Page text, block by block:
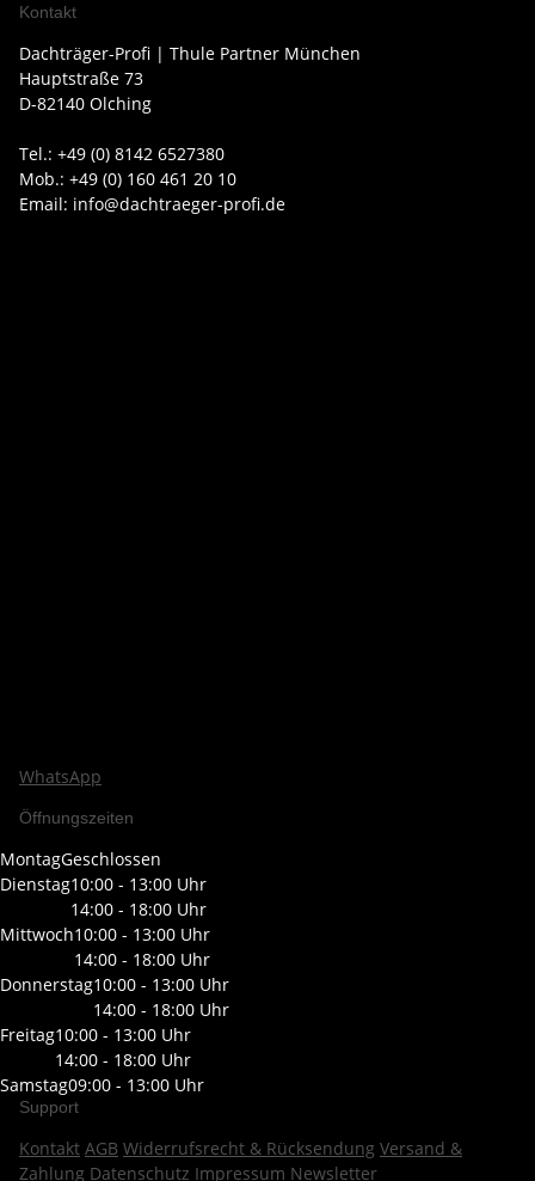
Kontakt
Dachträger-Profi | Thule Partner München
Hauptstraße 73
D-82140 Olching
Tel.: +49 (0) 8142 6527380
Mob.: +49 (0) 160 461 20 10
Email: info@dachtraeger-profi.de
WhatsApp
Öffnungszeiten
MontagGeschlossen
Dienstag10:00 - 13:00 Uhr
14:00 - 18:00 Uhr
Mittwoch10:00 - 13:00 Uhr
14:00 - 18:00 Uhr
Donnerstag10:00 - 13:00 Uhr
14:00 - 18:00 Uhr
Freitag10:00 - 13:00 Uhr
14:00 - 18:00 Uhr
Samstag09:00 - 13:00 Uhr
Support
Kontakt AGB Widerrufsrecht & Rücksendung Versand &
Zahlung Datenschutz Impressum Newsletter